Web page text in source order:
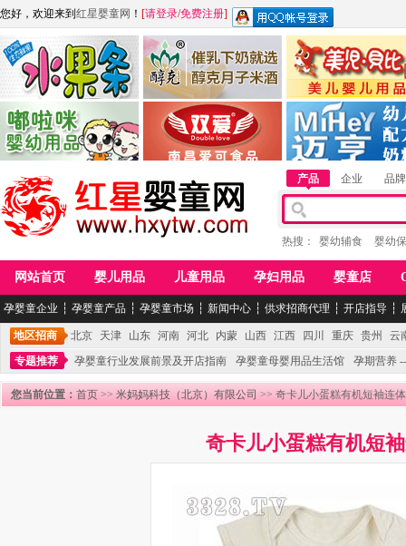
您好，欢迎来到 红星婴童网 ！ [请登录/免费注册]
江西麦嘟嘟食品有限公司
青岛嘟啦咪婴幼儿用品公司
江西醇之客月子米酒 惠州市美儿婴儿用品
湖南迈亨母婴用品有限
产品 企业 品牌
热搜： 婴幼辅食 婴幼
网站首页 婴儿用品 儿童用品 孕妇用品 婴童店
孕婴童企业 ┆ 孕婴童产品 ┆ 孕婴童市场 ┆ 新闻中心 ┆ 供求招商代理 ┆ 开店指导 ┆
地区招商 北京 天津 山东 河南 河北 内蒙 山西 江西 四川 重庆 贵州
云
专题推荐
孕婴童行业发展前景及开店指南 孕婴童母婴用品生活馆 孕期营养
您当前位置： 首页 >> 米妈妈科技（北京）有限公司 >> 奇卡儿小蛋糕有机短袖连
奇卡儿小蛋糕有机短